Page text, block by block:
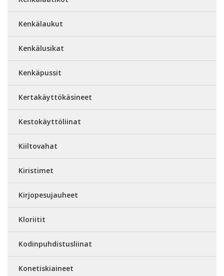
Kenkälaukut
Kenkälusikat
Kenkäpussit
Kertakäyttökäsineet
Kestokäyttöliinat
Kiiltovahat
Kiristimet
Kirjopesujauheet
Kloriitit
Kodinpuhdistusliinat
Konetiskiaineet